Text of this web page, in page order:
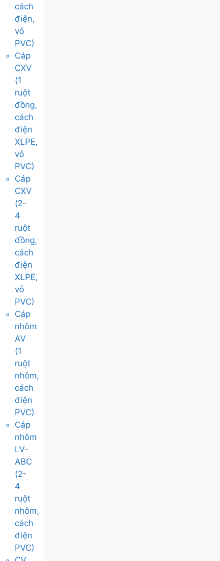
cách
điện,
vỏ
PVC)
Cáp
CXV
(1
ruột
đồng,
cách
điện
XLPE,
vỏ
PVC)
Cáp
CXV
(2-
4
ruột
đồng,
cách
điện
XLPE,
vỏ
PVC)
Cáp
nhôm
AV
(1
ruột
nhôm,
cách
điện
PVC)
Cáp
nhôm
LV-
ABC
(2-
4
ruột
nhôm,
cách
điện
PVC)